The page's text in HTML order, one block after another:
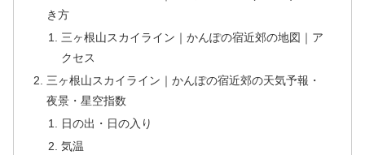
き方
三ヶ根山スカイライン｜かんぽの宿近郊の地図｜ア
クセス
三ヶ根山スカイライン｜かんぽの宿近郊の天気予報・
夜景・星空指数
日の出・日の入り
気温